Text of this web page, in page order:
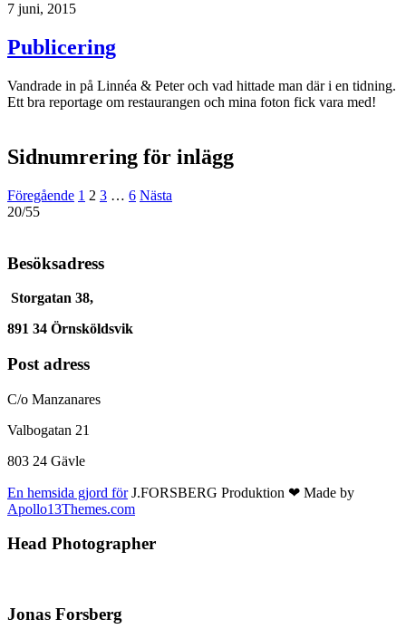
7 juni, 2015
Publicering
Vandrade in på Linnéa & Peter och vad hittade man där i en tidning.
Ett bra reportage om restaurangen och mina foton fick vara med!
Sidnumrering för inlägg
Föregående 1 2 3 … 6 Nästa
20/55
Besöksadress
Storgatan 38,
891 34 Örnsköldsvik
Post adress
C/o Manzanares
Valbogatan 21
803 24 Gävle
En hemsida gjord förJ.FORSBERG Produktion ❤ Made by
Apollo13Themes.com
Head Photographer
Jonas Forsberg